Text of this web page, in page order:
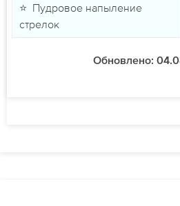
⭐ Пудровое напыление
стрелок
Обновлено: